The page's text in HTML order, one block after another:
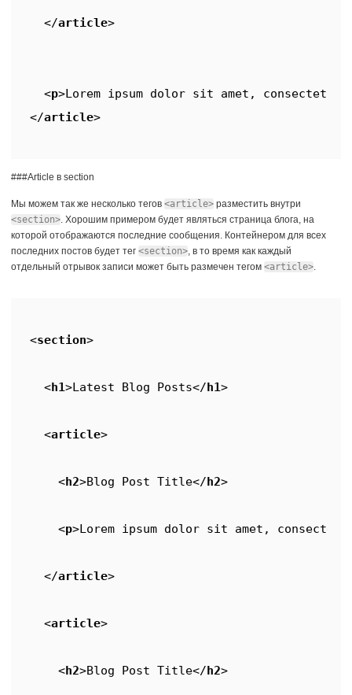
</article>
<p>Lorem ipsum dolor sit amet,
</article>
###Article в section
Мы можем так же несколько тегов <article> разместить внутри
<section>. Хорошим примером будет являться страница блога, на
которой отображаются последние сообщения. Контейнером для всех
последних постов будет тег <section>, в то время как каждый
отдельный отрывок записи может быть размечен тегом <article>.
<section>
<h1>Latest Blog Posts</h1>
<article>
<h2>Blog Post Title</h2>
<p>Lorem ipsum dolor sit amet,
</article>
<article>
<h2>Blog Post Title</h2>